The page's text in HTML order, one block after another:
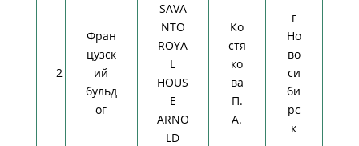
2
Фран
цузск
ий
бульд
ог
SAVA
NTO
ROYA
L
HOUS
E
ARNO
LD
Ко
стя
ко
ва
П.
А.
г
Но
во
си
би
рс
к